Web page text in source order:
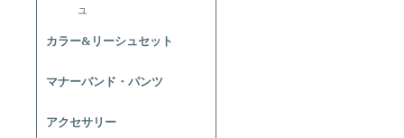
ュ
カラー&リーシュセット
マナーバンド・パンツ
アクセサリー